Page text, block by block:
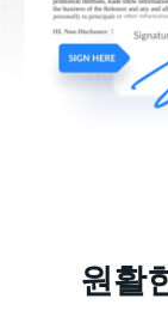
원활